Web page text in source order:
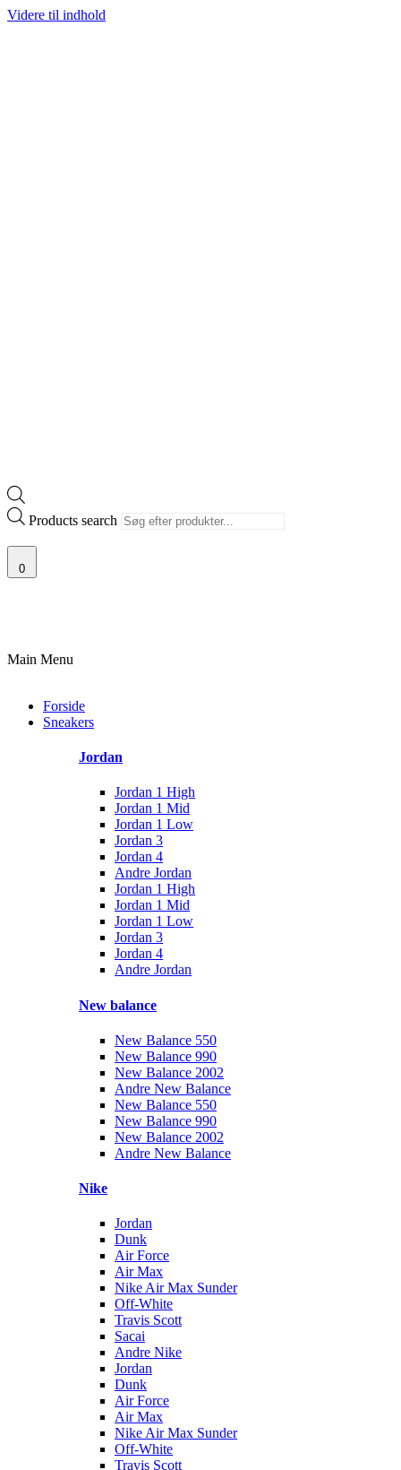
Videre til indhold
Products search
0
Main Menu
Forside
Sneakers
Jordan
Jordan 1 High
Jordan 1 Mid
Jordan 1 Low
Jordan 3
Jordan 4
Andre Jordan
Jordan 1 High
Jordan 1 Mid
Jordan 1 Low
Jordan 3
Jordan 4
Andre Jordan
New balance
New Balance 550
New Balance 990
New Balance 2002
Andre New Balance
New Balance 550
New Balance 990
New Balance 2002
Andre New Balance
Nike
Jordan
Dunk
Air Force
Air Max
Nike Air Max Sunder
Off-White
Travis Scott
Sacai
Andre Nike
Jordan
Dunk
Air Force
Air Max
Nike Air Max Sunder
Off-White
Travis Scott